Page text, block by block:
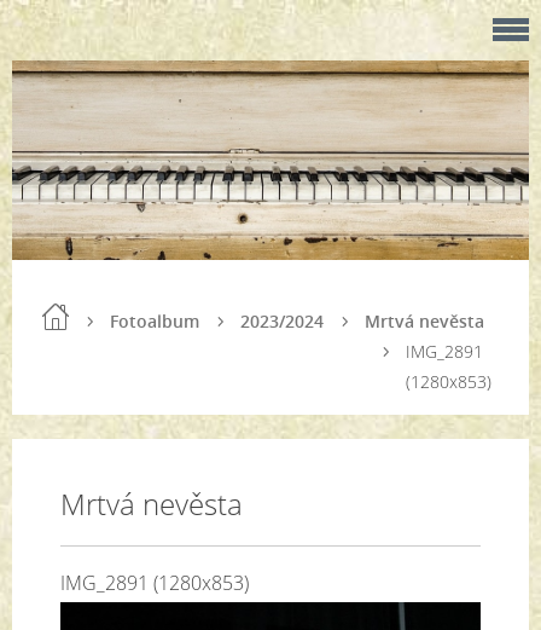
Fotoalbum 2023/2024
Mrtvá nevěsta
IMG_2891
(1280x853)
Mrtvá nevěsta
IMG_2891 (1280x853)